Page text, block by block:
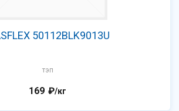
50112BLK9013U
тэп
169 ₽/кг